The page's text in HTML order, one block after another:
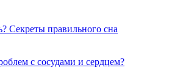
Секреты правильного сна
с сосудами и сердцем?